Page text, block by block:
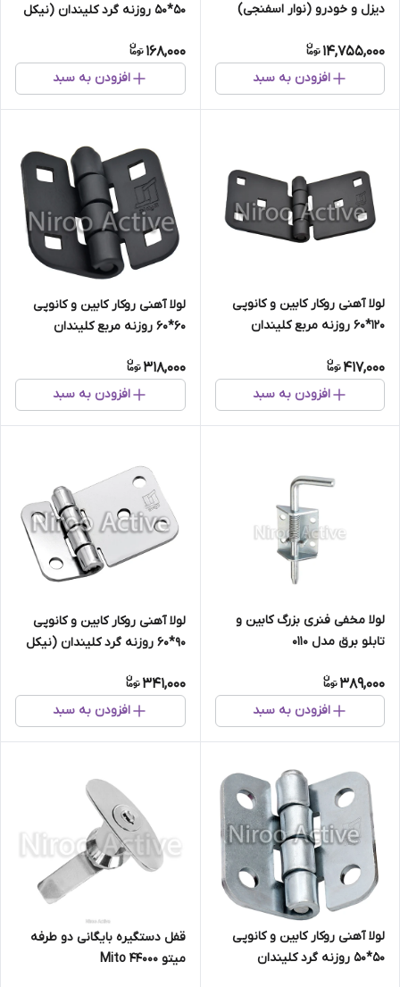
دیزل و خودرو (نوار اسفنجی)
14,755,000
افزودن به سبد
۵۰*۵۰ روزنه گرد کلیندان (نیکل
168,000
افزودن به سبد
لولا آهنی روکار کابین و کانوپی
۱۲۰*۶۰ روزنه مربع کلیندان
417,000
افزودن به سبد
لولا آهنی روکار کابین و کانوپی
۶۰*۶۰ روزنه مربع کلیندان
318,000
افزودن به سبد
لولا مخفی فنری بزرگ کابین و
تابلو برق مدل ۰۱۱۰
389,000
افزودن به سبد
لولا آهنی روکار کابین و کانوپی
۹۰*۶۰ روزنه گرد کلیندان (نیکل
341,000
افزودن به سبد
لولا آهنی روکار کابین و کانوپی
۵۰*۵۰ روزنه گرد کلیندان
قفل دستگیره بایگانی دو طرفه
میتو Mito 44000